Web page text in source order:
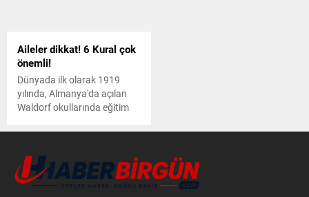
Aileler dikkat! 6 Kural çok
önemli!
Dünyada ilk olarak 1919
yılında, Almanya'da açılan
Waldorf okullarında eğitim
hayal güçlerini geliştirmeye
araştırmalara göre, diğer
okullarda eğitim gören
öğrencilere göre yeni bilgileri